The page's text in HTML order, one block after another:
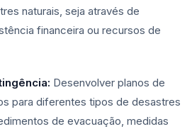
naturais, seja através de
financeira ou recursos de
Desenvolver planos de
para diferentes tipos de desastres
de evacuação, medidas